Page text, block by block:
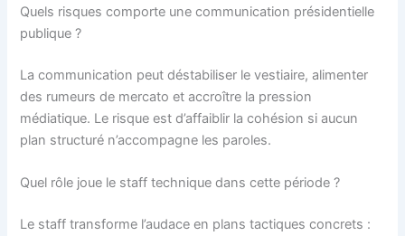
Quels risques comporte une communication présidentielle
publique ?
La communication peut déstabiliser le vestiaire, alimenter
des rumeurs de mercato et accroître la pression
médiatique. Le risque est d’affaiblir la cohésion si aucun
plan structuré n’accompagne les paroles.
Quel rôle joue le staff technique dans cette période ?
Le staff transforme l’audace en plans tactiques concrets :